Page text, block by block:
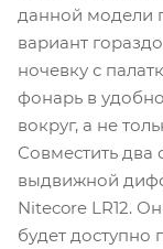
данной модели
вариант
ночевку с
фонарь в
вокруг, а не
Совместить два
выдвижной
Nitecore LR12.
будет доступно